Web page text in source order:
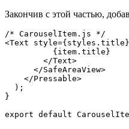
Закончив с этой частью,
/* CarouselItem.js */
<Text style={styles.title}
          {item.title}
        </Text>
      </SafeAreaView>
    </Pressable>
  );
}
export default